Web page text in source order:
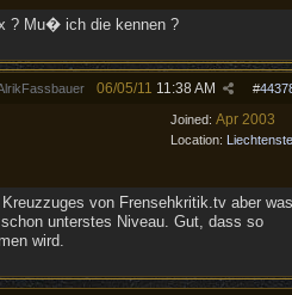
? Mu� ich die kennen ?
#
06/05/11 11:38 AM
Joined: Apr 2003
Location:
von Frensehkritik.tv aber was
unterstes Niveau. Gut, dass so
wird.